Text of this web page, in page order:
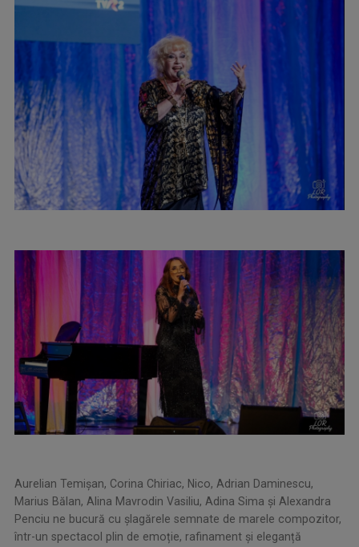
Aurelian Temișan, Corina Chiriac, Nico, Adrian Daminescu,
Marius Bălan, Alina Mavrodin Vasiliu, Adina Sima şi Alexandra
Penciu ne bucură cu şlagărele semnate de marele compozitor,
într-un spectacol plin de emoție, rafinament și eleganță